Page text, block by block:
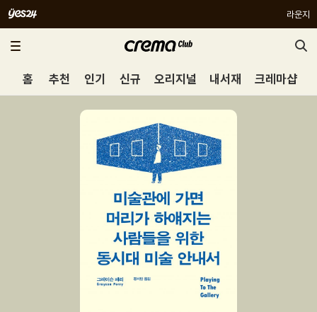
라운지
홈 추천 인기 신규 오리지널 내서재 크레마샵